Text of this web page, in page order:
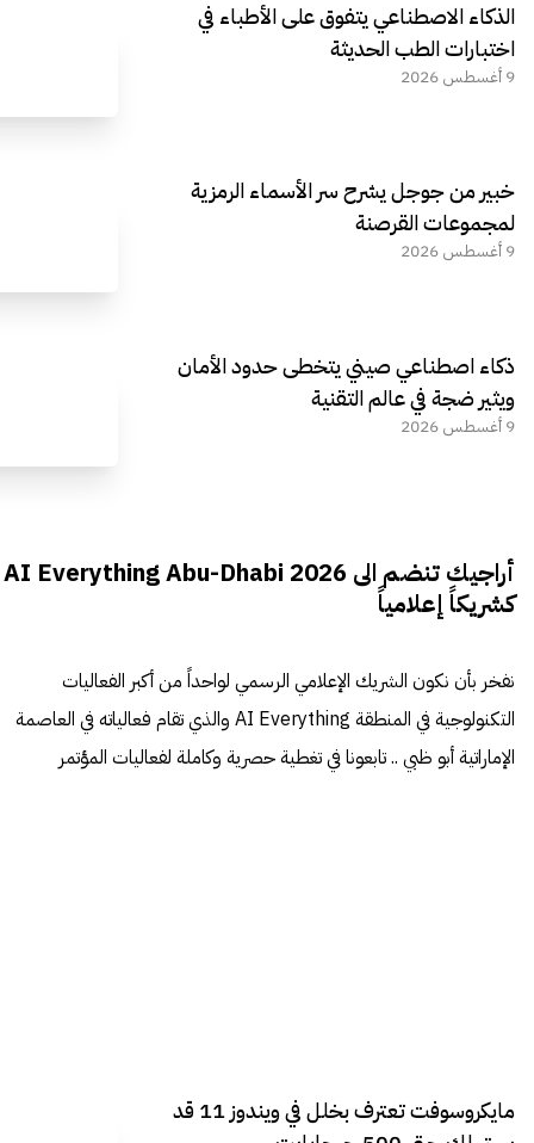
الذكاء الاصطناعي يتفوق على الأطباء في
اختبارات الطب الحديثة
9 أغسطس 2026
خبير من جوجل يشرح سر الأسماء الرمزية
لمجموعات القرصنة
9 أغسطس 2026
ذكاء اصطناعي صيني يتخطى حدود الأمان
ويثير ضجة في عالم التقنية
9 أغسطس 2026
أراجيك تنضم الى AI Everything Abu-Dhabi 2026
كشريكاً إعلامياً
نفخر بأن نكون الشريك الإعلامي الرسمي لواحداً من أكبر الفعاليات
التكنولوجية في المنطقة AI Everything والذي تقام فعالياته في العاصمة
الإماراتية أبو ظبي .. تابعونا في تغطية حصرية وكاملة لفعاليات المؤتمر
مايكروسوفت تعترف بخلل في ويندوز 11 قد